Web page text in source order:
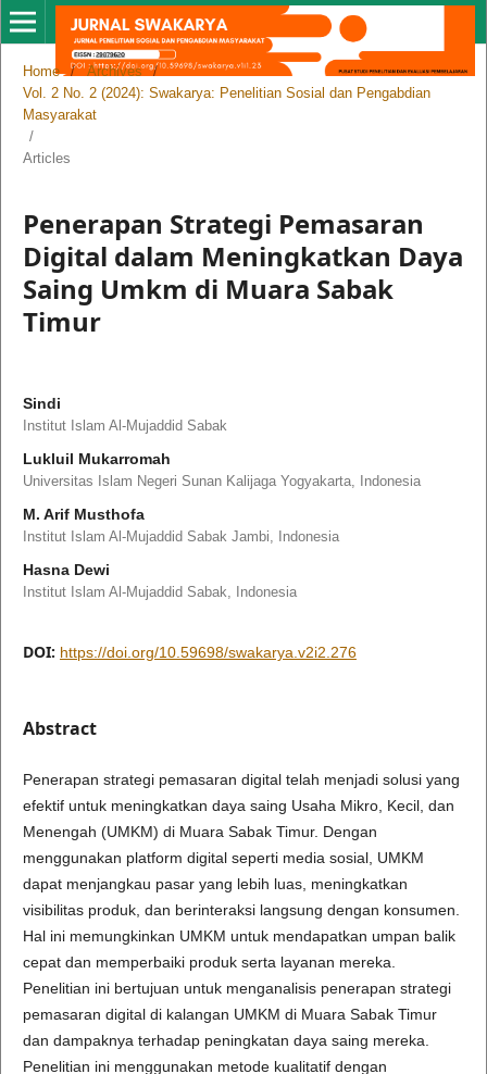
Home / Archives
/
Vol. 2 No. 2 (2024): Swakarya: Penelitian Sosial dan Pengabdian
Masyarakat
/
Articles
Penerapan Strategi Pemasaran
Digital dalam Meningkatkan Daya
Saing Umkm di Muara Sabak
Timur
Sindi
Institut Islam Al-Mujaddid Sabak
Lukluil Mukarromah
Universitas Islam Negeri Sunan Kalijaga Yogyakarta, Indonesia
M. Arif Musthofa
Institut Islam Al-Mujaddid Sabak Jambi, Indonesia
Hasna Dewi
Institut Islam Al-Mujaddid Sabak, Indonesia
DOI: https://doi.org/10.59698/swakarya.v2i2.276
Abstract
Penerapan strategi pemasaran digital telah menjadi solusi yang
efektif untuk meningkatkan daya saing Usaha Mikro, Kecil, dan
Menengah (UMKM) di Muara Sabak Timur. Dengan
menggunakan platform digital seperti media sosial, UMKM
dapat menjangkau pasar yang lebih luas, meningkatkan
visibilitas produk, dan berinteraksi langsung dengan konsumen.
Hal ini memungkinkan UMKM untuk mendapatkan umpan balik
cepat dan memperbaiki produk serta layanan mereka.
Penelitian ini bertujuan untuk menganalisis penerapan strategi
pemasaran digital di kalangan UMKM di Muara Sabak Timur
dan dampaknya terhadap peningkatan daya saing mereka.
Penelitian ini menggunakan metode kualitatif dengan